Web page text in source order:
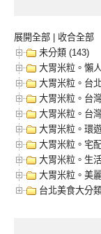
展開全部 | 收合全部
未分類 (143)
大胃米粒。懶
大胃米粒。台
大胃米粒。台
大胃米粒。台
大胃米粒。環
大胃米粒。宅
大胃米粒。生
大胃米粒。美
台北美食大分